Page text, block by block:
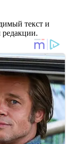
текст и